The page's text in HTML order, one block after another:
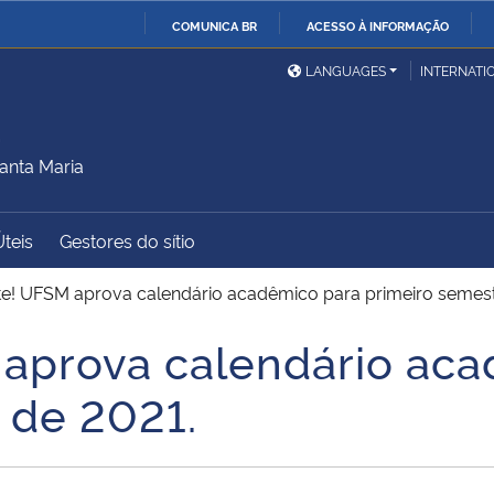
COMUNICA BR ACESSO À INFORMAÇÃO
Ministério da Defesa
Ministério das Relações
Exteriores
Ministério do
Desenvolvimento Regional
União
Advocacia-Geral da União Banco Central do Brasil
LANGUAGES
Maria
Gestores do sítio
UFSM aprova calendário acadêmico para primeiro
calendário
2021.